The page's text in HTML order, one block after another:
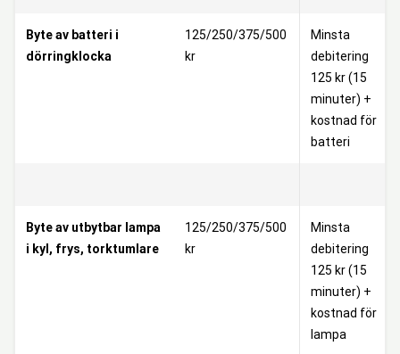
Byte av batteri i
dörringklocka
125/250/375/500
kr
Minsta
debitering
125 kr (15
minuter) +
kostnad för
batteri
Byte av utbytbar lampa
i kyl, frys, torktumlare
125/250/375/500
kr
Minsta
debitering
125 kr (15
minuter) +
kostnad för
lampa